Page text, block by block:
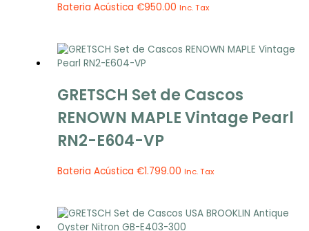
Bateria Acústica €950.00 Inc. Tax
GRETSCH Set de Cascos
RENOWN MAPLE Vintage Pearl
RN2-E604-VP
Bateria Acústica €1.799.00 Inc. Tax